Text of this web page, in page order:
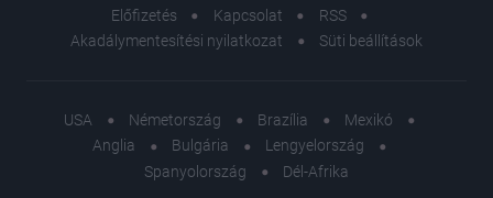
Előfizetés
Kapcsolat
RSS
Akadálymentesítési nyilatkozat
Süti beállítások
USA Németország Brazília
Mexikó
Anglia
Bulgária
Lengyelország
Spanyolország
Dél-Afrika